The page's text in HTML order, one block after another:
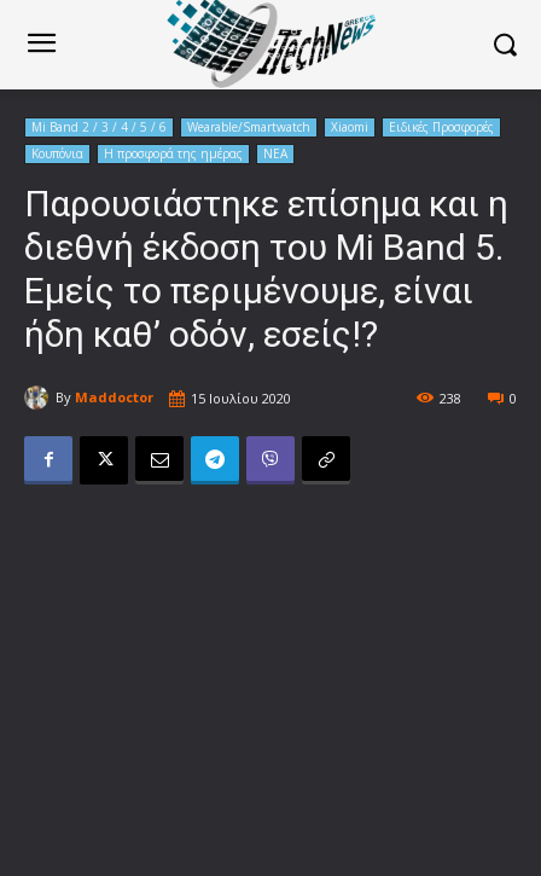
Mi Band 2 / 3 / 4 / 5 / 6 Wearable/Smartwatch Xiaomi
Ειδικές Προσφορές
Κουπόνια
Η προσφορά της ημέρας ΝΕΑ
Παρουσιάστηκε επίσημα και η
διεθνή έκδοση του Mi Band 5.
Εμείς το περιμένουμε, είναι
ήδη καθ’ οδόν, εσείς!?
By Maddoctor 15 Ιουλίου 2020 0
238